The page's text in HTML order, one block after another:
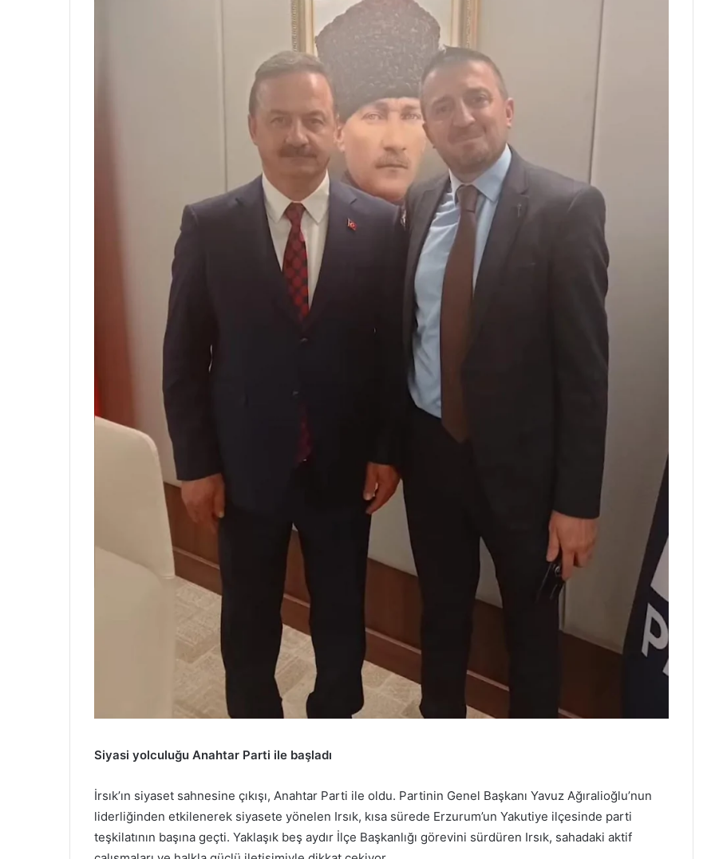
Siyasi yolculuğu Anahtar Parti ile başladı
İrsık’ın siyaset sahnesine çıkışı, Anahtar Parti ile oldu. Partinin Genel Başkanı Yavuz Ağıralioğlu’nun
liderliğinden etkilenerek siyasete yönelen Irsık, kısa sürede Erzurum’un Yakutiye ilçesinde parti
teşkilatının başına geçti. Yaklaşık beş aydır İlçe Başkanlığı görevini sürdüren Irsık, sahadaki aktif